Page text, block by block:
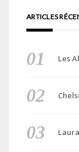
ARTICLES
Les